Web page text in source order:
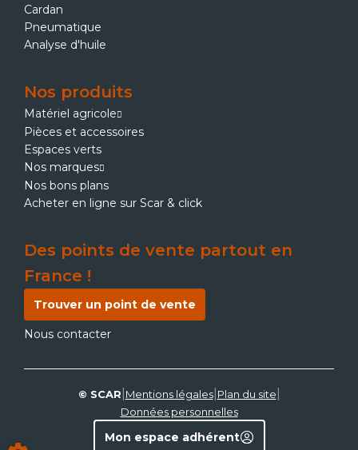
Cardan
Pneumatique
Analyse d'huile
Nos produits
Matériel agricole
Pièces et accessoires
Espaces verts
Nos marques
Nos bons plans
Acheter en ligne sur Scar & click
Des points de vente partout en
France !
Trouver un point de vente
Nous contacter
© SCAR Mentions légales| Plan du site
Données personnelles
Mon espace adhérent